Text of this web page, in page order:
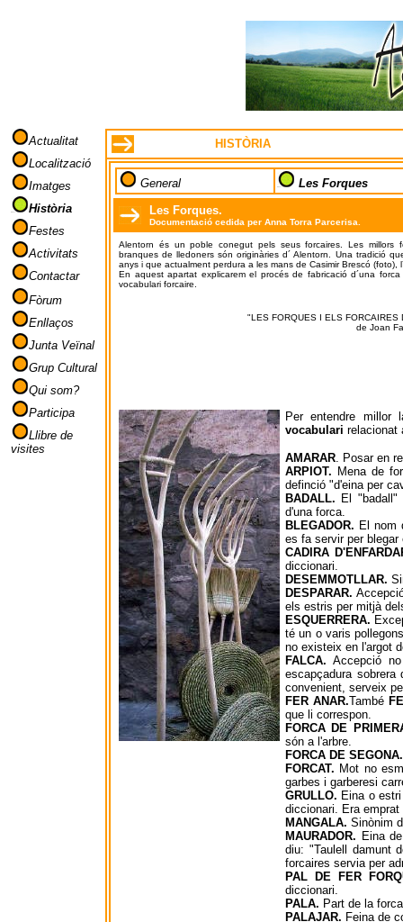
Actualitat
Localització
Imatges
Història
Festes
Activitats
Contactar
Fòrum
Enllaços
Junta Veïnal
Grup Cultural
Qui som?
Participa
Llibre de
visites
HISTÒRIA
General
Les Forques
Les Forques.
Documentació cedida per Anna Torra Parcerisa.
Alentorn és un poble conegut pels seus forcaires. Les millors
branques de lledoners són originàries d´ Alentorn. Una tradició
anys i que actualment perdura a les mans de Casimir Brescó (foto),
En aquest apartat explicarem el procés de fabricació d´una
vocabulari forcaire.
"LES FORQUES I ELS FORCAIRES
de Joan
Per entendre millor
vocabulari relacionat
AMARAR. Posar en
ARPIOT. Mena de
definció "d'eina per
BADALL. El "badall"
d'una forca.
BLEGADOR. El nom
es fa servir per
CADIRA
diccionari.
DESEMMOTLLAR.
DESPARAR.
els estris per mitjà
ESQUERRERA.
té un o varis
no existeix en l'argot
FALCA. Accepció
escapçadura
convenient, serveix
FER ANAR.També
que li correspon.
FORCA DE
són a l'arbre.
FORCA DE SEGONA.
FORCAT. Mot no
garbes i garberesi
GRULLO. Eina o
diccionari. Era
MANGALA. Sinònim
MAURADOR. Eina
diu: "Taulell damunt
forcaires servia per
PAL DE FER
diccionari.
PALA. Part de la
PALAJAR. Feina de